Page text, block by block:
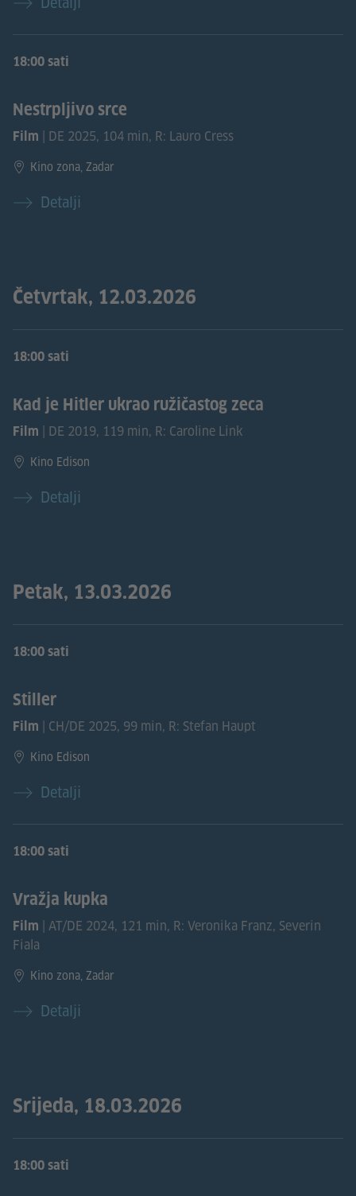
18:00 sati
Nestrpljivo srce
Film | DE 2025, 104 min, R: Lauro Cress
Kino zona, Zadar
Detalji
Četvrtak, 12.03.2026
18:00 sati
Kad je Hitler ukrao ružičastog zeca
Film | DE 2019, 119 min, R: Caroline Link
Kino Edison
Detalji
Petak, 13.03.2026
18:00 sati
Stiller
Film | CH/DE 2025, 99 min, R: Stefan Haupt
Kino Edison
Detalji
18:00 sati
Vražja kupka
Film
| AT/DE 2024, 121 min, R: Veronika Franz, Severin
Fiala
Kino zona, Zadar
Detalji
Srijeda, 18.03.2026
18:00 sati